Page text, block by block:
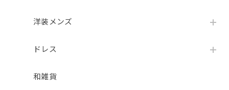
洋装メンズ
ドレス
和雑貨